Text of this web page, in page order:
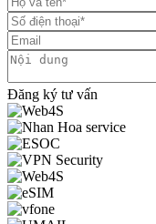
Đăng ký tư vấn